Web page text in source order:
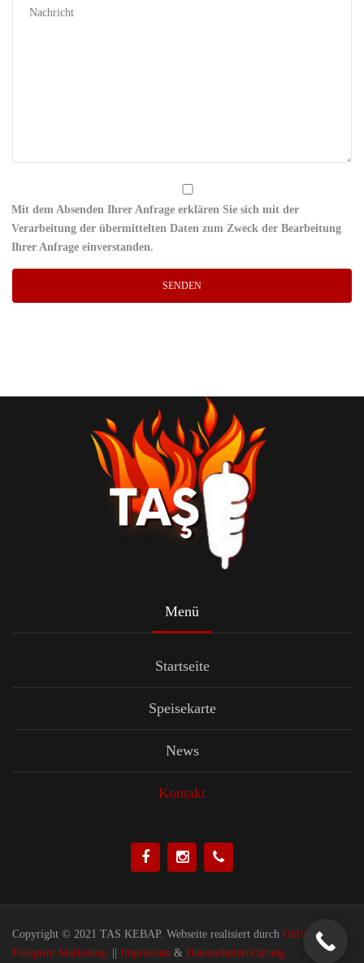
Mit dem Absenden Ihrer Anfrage erklären Sie sich mit der
Verarbeitung der übermittelten Daten zum Zweck der Bearbeitung
Ihrer Anfrage einverstanden.
Menü
Startseite
Speisekarte
News
Kontakt
Copyright © 2021 TAS KEBAP. Webseite realisiert durch Online
Footprint Marketing. || Impressum & Datenschutzerklärung